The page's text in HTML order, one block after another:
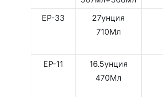
EP-33
27унция
710Мл
EP-11
16.5унция
470Мл